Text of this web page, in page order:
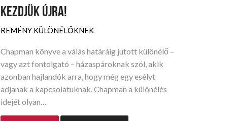
KEZDJÜK ÚJRA!
REMÉNY KÜLÖNÉLŐKNEK
Chapman könyve a válás határáig jutott különélő –
vagy azt fontolgató – házaspároknak szól, akik
azonban hajlandók arra, hogy még egy esélyt
adjanak a kapcsolatuknak. Chapman a különélés
idejét olyan…